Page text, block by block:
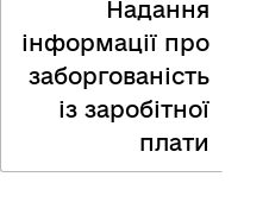
Надання
інформації про
заборгованість
із заробітної
плати